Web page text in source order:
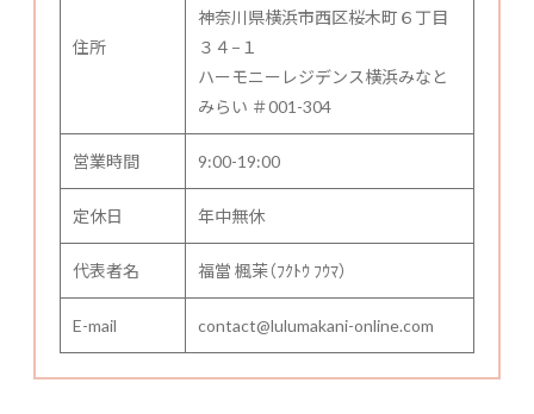
住所
神奈川県横浜市西区桜木町６丁目
３４−１
ハーモニーレジデンス横浜みなと
みらい ＃001-304
営業時間 9:00-19:00
定休日 年中無休
代表者名 福當 楓茉（ﾌｸﾄｳ ﾌｳﾏ）
E-mail contact@lulumakani-online.com